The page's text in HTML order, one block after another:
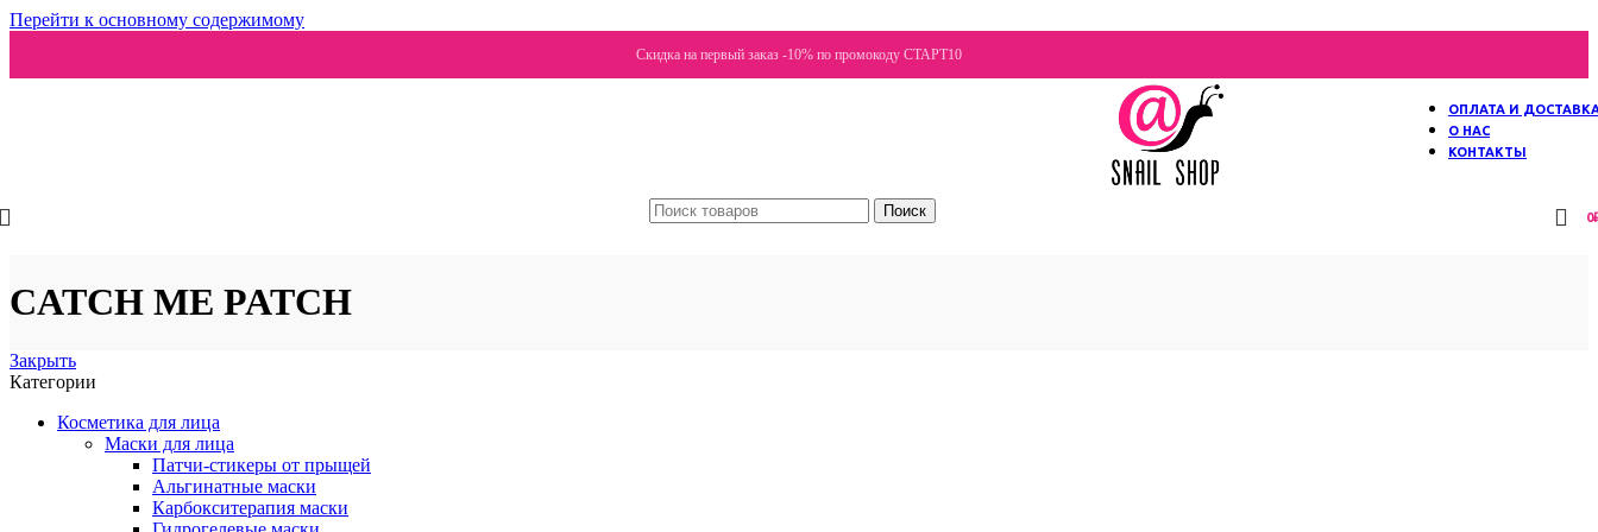
Перейти к основному содержимому
Скидка на первый заказ -10% по промокоду СТАРТ10
ОПЛАТА И
О НАС
КОНТАКТЫ
Поиск 0
CATCH ME PATCH
Закрыть
Категории
Косметика для лица
Маски для лица
Патчи-стикеры от прыщей
Альгинатные маски
Карбокситерапия маски